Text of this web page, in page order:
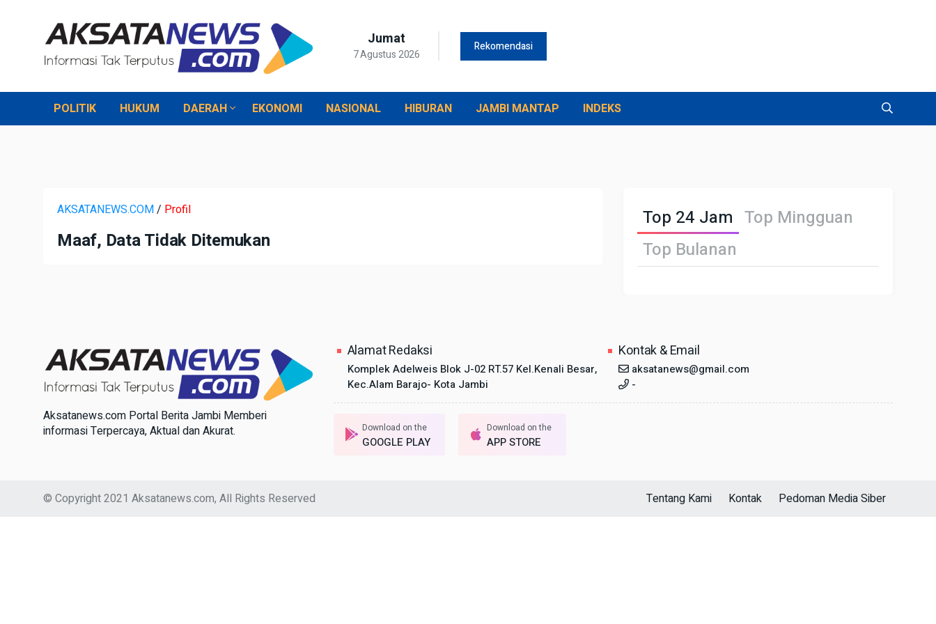
Jumat
7 Agustus 2026
Rekomendasi
POLITIK HUKUM DAERAH EKONOMI NASIONAL HIBURAN JAMBI MANTAP INDEKS
AKSATANEWS.COM/ Profil
Maaf, Data Tidak Ditemukan
Top 24 Jam Top Mingguan
Top Bulanan
Aksatanews.com Portal Berita Jambi Memberi
informasi Terpercaya, Aktual dan Akurat.
Alamat Redaksi
Komplek Adelweis Blok J-02 RT.57 Kel.Kenali Besar,
Kec.Alam Barajo- Kota Jambi
Kontak & Email
aksatanews@gmail.com
-
Download on the
GOOGLE PLAY
Download on the
APP STORE
© Copyright 2021 Aksatanews.com, All Rights Reserved Tentang Kami Kontak Pedoman Media Siber